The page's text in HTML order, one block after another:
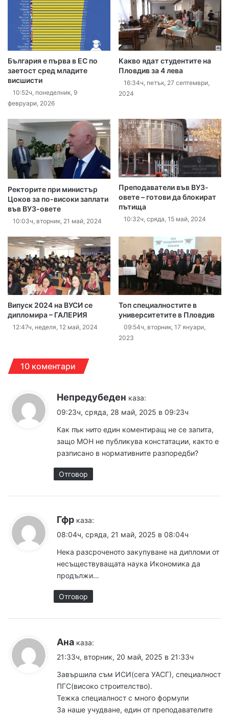
България е първа в ЕС по
заетост сред младите
висшисти
10:52ч, понеделник, 9
февруари, 2026
Какво ядат студентите на
Пловдив за 4 лева
16:34ч, петък, 27 септември,
2024
Ректорите при министър
Цоков за по-високи заплати
във ВУЗ-овете
10:03ч, вторник, 21 май, 2024
Преподаватели във ВУЗ-
овете – готови да блокират
пътища
10:32ч, сряда, 15 май, 2024
Випуск 2024 на ВУСИ се
дипломира – ГАЛЕРИЯ
12:47ч, неделя, 12 май, 2024
Топ специалностите в
университетите в Пловдив
09:54ч, вторник, 17 януари,
2023
10 коментари
Непредубеден каза:
09:23ч, сряда, 28 май, 2025 в 09:23ч
Как пък нито един коментиращ не се запита,
защо МОН не публикува констатации, както е
разписано в нормативните разпоредби?
Отговор
Гфр каза:
08:04ч, сряда, 21 май, 2025 в 08:04ч
Нека разсроченото закупуване на дипломи от
несъществуващата наука Икономика да
продължи…
Отговор
Ана каза:
21:33ч, вторник, 20 май, 2025 в 21:33ч
Завършила съм ИСИ(сега УАСГ), специалност
ПГС(високо строителство).
Тежка специалност с много формули
За наше учудване, един от преподавателите